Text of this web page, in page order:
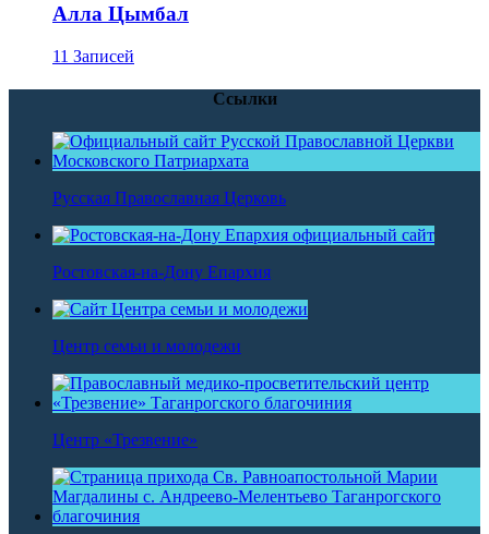
Алла Цымбал
11 Записей
Ссылки
Русская Православная Церковь
Ростовская-на-Дону Епархия
Центр семьи и молодежи
Центр «Трезвение»